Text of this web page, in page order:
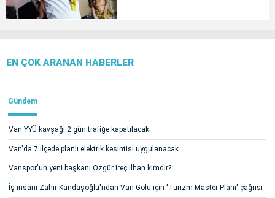
EN ÇOK ARANAN HABERLER
Gündem
Van YYÜ kavşağı 2 gün trafiğe kapatılacak
Van'da 7 ilçede planlı elektrik kesintisi uygulanacak
Vanspor'un yeni başkanı Özgür İreç İlhan kimdir?
İş insanı Zahir Kandaşoğlu'ndan Van Gölü için 'Turizm Master Planı' çağrısı